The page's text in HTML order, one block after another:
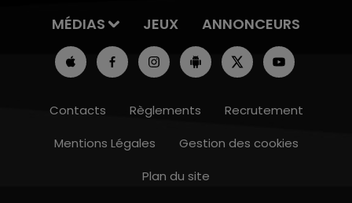
19h00 - 19h15
MÉDIAS
JEUX ANNONCEURS
Contacts Règlements
Recrutement
Mentions Légales
Gestion des cookies
Plan du site